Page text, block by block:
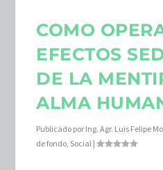
COMO
EFECTOS
DE LA
ALMA
Publicado por Ing. Agr. Luis Felipe
de fondo, Social |